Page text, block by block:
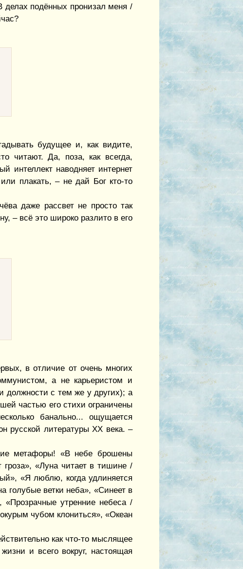
подённых пронизал меня /
будущее и, как видите,
читают. Да, поза, как всегда,
интеллект наводняет интернет
плакать, – не дай Бог кто-то
даже рассвет не просто так
– всё это широко разлито в его
в отличие от очень многих
а не карьеристом и
должности с тем же у других); а
частью его стихи ограничены
банально... ощущается
русской литературы XX века. –
метафоры! «В небе брошены
гроза», «Луна читает в тишине /
«Я люблю, когда удлиняется
голубые ветки неба», «Синеет в
утренние небеса /
чубом клониться», «Океан
как что-то мыслящее
и всего вокруг, настоящая